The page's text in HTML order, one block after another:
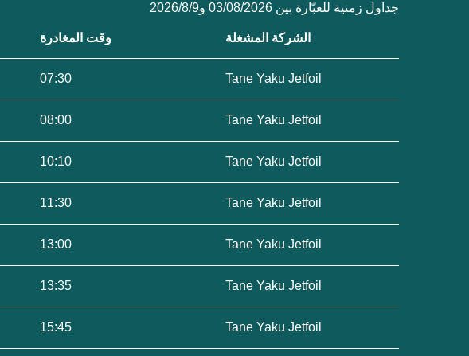
جداول زمنية للعبّارة بين 03/08/2026 و9‏/8‏/2026
الشركة المشغلة وقت المغادرة
Tane Yaku Jetfoil
07:30
Tane Yaku Jetfoil
08:00
Tane Yaku Jetfoil
10:10
Tane Yaku Jetfoil
11:30
Tane Yaku Jetfoil
13:00
Tane Yaku Jetfoil
13:35
Tane Yaku Jetfoil
15:45